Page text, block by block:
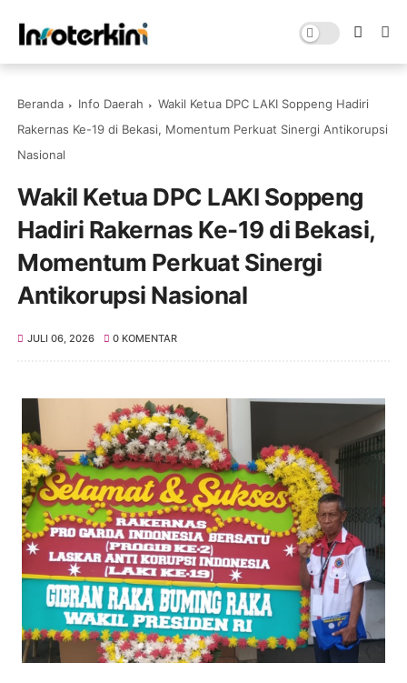
Beranda Info Daerah
Wakil Ketua DPC LAKI Soppeng Hadiri
Rakernas Ke-19 di Bekasi, Momentum Perkuat Sinergi Antikorupsi
Nasional
Wakil Ketua DPC LAKI Soppeng
Hadiri Rakernas Ke-19 di Bekasi,
Momentum Perkuat Sinergi
Antikorupsi Nasional
JULI 06, 2026 0 KOMENTAR